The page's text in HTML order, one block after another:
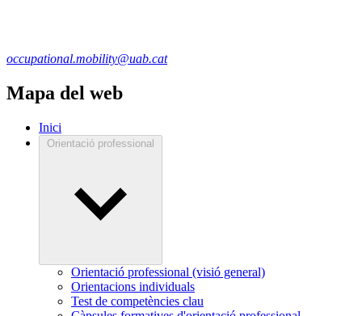
occupational.mobility@uab.cat
Mapa del web
Inici
Orientació professional
Orientació professional (visió general)
Orientacions individuals
Test de competències clau